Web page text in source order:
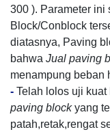
300 ). Parameter ini
Block/Conblock
diatasnya, Paving
bahwa Jual paving
menampung beban
- Telah lolos uji
paving blockyang
patah,retak,rengat